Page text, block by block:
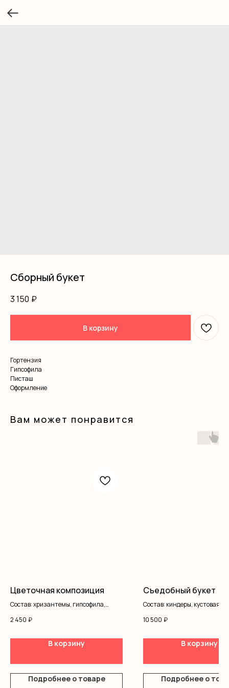
Сборный букет
3 150 ₽
В корзину
Гортензия
Гипсофила
Писташ
Оформление
Вам может понравится
Цветочная композиция
Состав: хризантемы, гипсофила,
2 450 ₽
В корзину
Подробнее о товаре
Съедобный букет
Состав: киндеры, кустовая
10 500 ₽
В корзину
Подробнее о